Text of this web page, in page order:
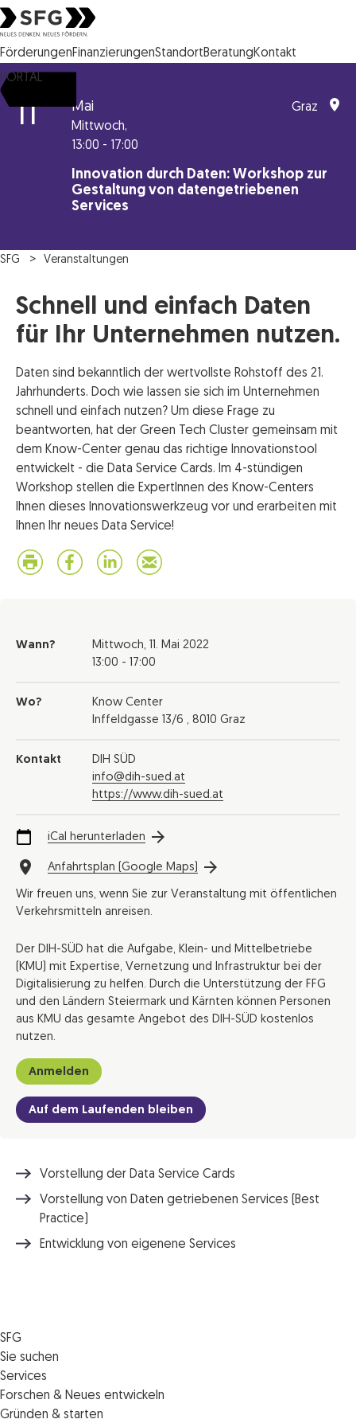
Steirische Wirtschaftsförderungsgesellschaft mbH SFG Logo
FörderungenFinanzierungenStandortBeratungKontakt
PORTAL
11 Mai
Mittwoch,
13:00 - 17:00
Innovation durch Daten: Workshop zur
Gestaltung von datengetriebenen
Services
Graz
SFG Veranstaltungen
Schnell und einfach Daten
für Ihr Unternehmen nutzen.
Daten sind bekanntlich der wertvollste Rohstoff des 21.
Jahrhunderts. Doch wie lassen sie sich im Unternehmen
schnell und einfach nutzen? Um diese Frage zu
beantworten, hat der Green Tech Cluster gemeinsam mit
dem Know-Center genau das richtige Innovationstool
entwickelt - die Data Service Cards. Im 4-stündigen
Workshop stellen die ExpertInnen des Know-Centers
Ihnen dieses Innovationswerkzeug vor und erarbeiten mit
Ihnen Ihr neues Data Service!
Wann? Mittwoch, 11. Mai 2022
13:00 - 17:00
Wo?
Know Center
Inffeldgasse 13/6 , 8010 Graz
Kontakt
DIH SÜD
info@dih-sued.at
https://www.dih-sued.at
iCal herunterladen
Anfahrtsplan (Google Maps)
Wir freuen uns, wenn Sie zur Veranstaltung mit öffentlichen
Verkehrsmitteln anreisen.
Der DIH-SÜD hat die Aufgabe, Klein- und Mittelbetriebe
(KMU) mit Expertise, Vernetzung und Infrastruktur bei der
Digitalisierung zu helfen. Durch die Unterstützung der FFG
und den Ländern Steiermark und Kärnten können Personen
aus KMU das gesamte Angebot des DIH-SÜD kostenlos
nutzen.
Anmelden
Auf dem Laufenden bleiben
Vorstellung der Data Service Cards
Vorstellung von Daten getriebenen Services (Best
Practice)
Entwicklung von eigenene Services
SFG
Die SFG
Jobs
Medienservice
Informiert bleiben
Sie suchen
Förderungen
Finanzierungen
Standortentwicklung
Services
Veranstaltungen
News
Forschen & Neues entwickeln
Standortcoaching
Gründen & starten